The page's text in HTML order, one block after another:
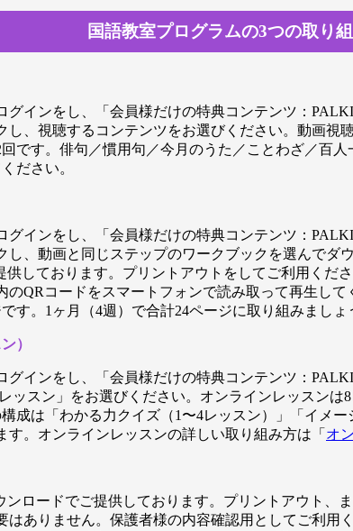
国語教室プログラムの3つの取り
グインをし、「会員様だけの特典コンテンツ：
し、視聴するコンテンツをお選びください。動画視
です。俳句／慣用句／今月のうた／ことわざ／百
ださい。
グインをし、「会員様だけの特典コンテンツ：
し、動画と同じステップのワークブックを選んでダ
供しております。プリントアウトをしてご利用くだ
のQRコードをスマートフォンで読み取って再生し
す。1ヶ月（4週）で合計24ページに取り組みましょ
）
グインをし、「会員様だけの特典コンテンツ：
ッスン」をお選びください。オンラインレッスン
成は「わかる力クイズ（1〜4レッスン）」「イメ
す。オンラインレッスンの詳しい取り組み方は「 オ
ンロードでご提供しております。プリントアウト、
はありません。保護者様の内容確認用としてご利用